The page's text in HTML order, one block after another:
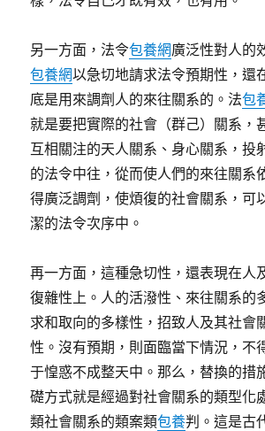
另一方面，法令包養網廣泛性對人的
包養網以急切地請求法令預期性，還
底是用來調劑人的來往關系的。法包
就是要把實際的社會（群己）關系，
互相關注的天人關系、身心關系，投
的法令中往，從而使人們的來往關系
得廣泛調劑，使煩復的社會關系，可
潔的法令次序中。
再一方面，這種急切性，還表現在人
復雜性上。人的活潑性、來往關系的
求和取向的多樣性，招致人及其社會
性。沒有預期，則面臨當下情況，不
于惶惑不成整天中。那么，替換的措
礎方式就是經過對社會關系的類型化
類社會關系的類案類包養判。這是古